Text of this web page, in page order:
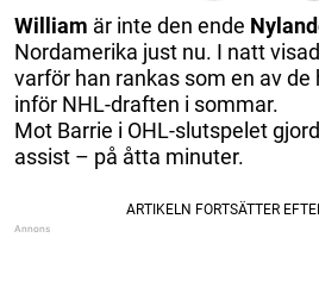
William är inte den ende
Nordamerika just nu. I natt
varför han rankas som en av
inför NHL-draften i sommar.
Mot Barrie i OHL-slutspelet
assist – på åtta minuter.